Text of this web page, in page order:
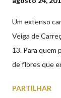
Um extenso
Veiga de
13. Para quem
de flores que
aproveite a
PARTILHAR